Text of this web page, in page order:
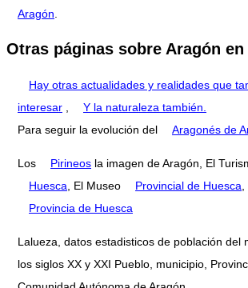
Aragón
Otras páginas sobre Aragón
Hay otras actualidades y realidades que
interesar
Y la naturaleza también.
Para seguir la evolución del
Aragonés de
Los Pirineos la imagen de Aragón, El
Huesca , El Museo Provincial de Huesca
Provincia de Huesca
Lalueza, datos estadisticos de población del
los siglos XX y XXI Pueblo, municipio,